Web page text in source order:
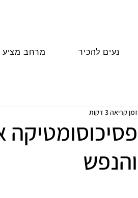
נעים להכיר מרחב מציע
פסיכוסומטיקה
והנפש
זמן קריאה 3 דקות